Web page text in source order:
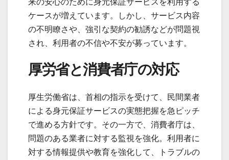
来の安心のために身元保証サービスを利用する
ケースが増えています。しかし、サービス内容
の不明瞭さや、強引な契約の勧誘などが問題視
され、利用者の不信や不安が募っています。
厚労省と消費者庁の対応
厚生労働省は、首相の指示を受けて、民間業者
による身元保証サービスの実態把握を急ピッチ
で進める方針です。その一方で、消費者庁は、
問題のある業者に対する監視を強化。利用者に
対する情報提供や教育を強化して、トラブルの